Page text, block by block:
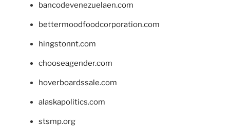
bancodevenezuelaen.com
bettermoodfoodcorporation.com
hingstonnt.com
chooseagender.com
hoverboardssale.com
alaskapolitics.com
stsmp.org